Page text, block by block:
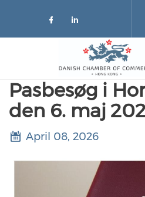
Check our
Check
Pasbesøg i
den 6. maj
April 08, 2026